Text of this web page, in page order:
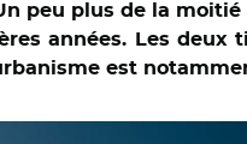
peu plus de la
années. Les
est